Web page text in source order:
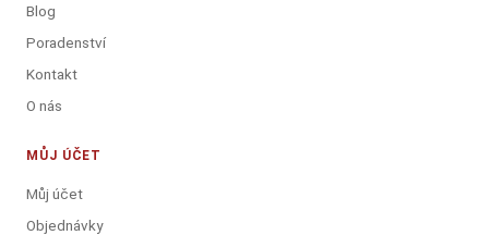
Blog
Poradenství
Kontakt
O nás
MŮJ ÚČET
Můj účet
Objednávky